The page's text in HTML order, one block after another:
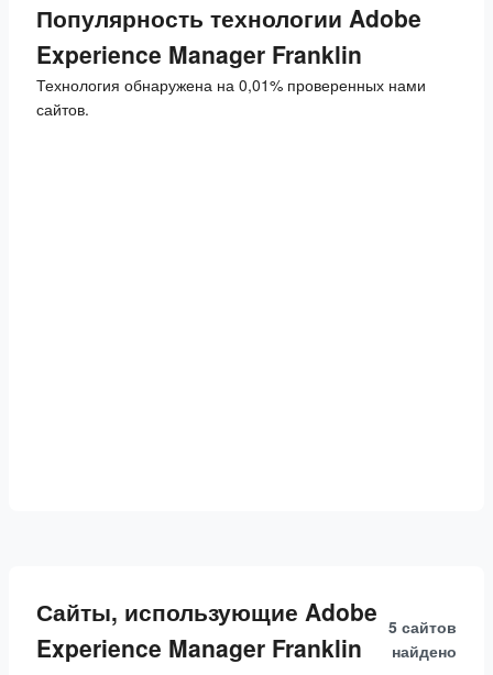
Популярность технологии Adobe
Experience Manager Franklin
Технология обнаружена на 0,01% проверенных нами
сайтов.
Сайты, использующие Adobe
Experience Manager Franklin
5 сайтов
найдено